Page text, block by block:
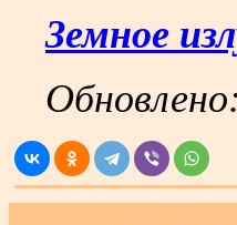
Земное
Обновлено: